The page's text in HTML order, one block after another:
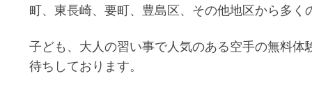
町、東長崎、要町、豊島区、その他地区から多く
子ども、大人の習い事で人気のある空手の無料体
待ちしております。